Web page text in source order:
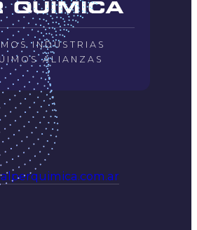
INDUSTRIAS
ALIANZAS